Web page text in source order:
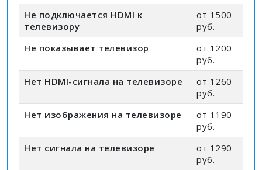
Не подключается HDMI к
телевизору
от 1500
руб.
Не показывает телевизор
от 1200
руб.
Нет HDMI-сигнала на телевизоре
от 1260
руб.
Нет изображения на телевизоре
от 1190
руб.
Нет сигнала на телевизоре
от 1290
руб.